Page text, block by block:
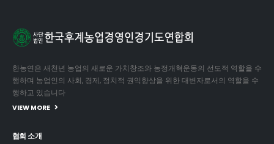
한농연은 새천년 농업의 새로운 가치창조와 농정개혁운동의 선도적 역할을 수
행하며 농업인의 사회, 경제, 정치적 권익향상을 위한 대변자로서의 역할을 수
행하고 있습니다
VIEW MORE
협회 소개